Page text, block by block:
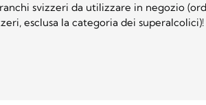
svizzeri da utilizzare in negozio
esclusa la categoria dei superalcolici)!